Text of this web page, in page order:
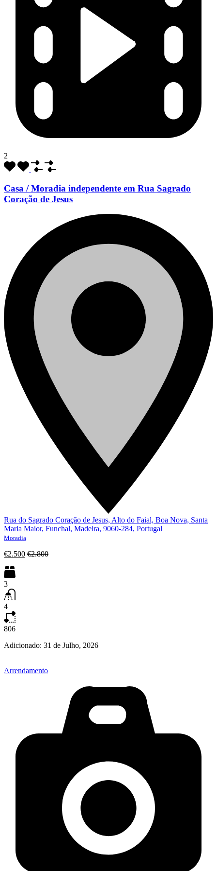
2
Casa / Moradia independente em Rua Sagrado
Coração de Jesus
Rua do Sagrado Coração de Jesus, Alto do Faial, Boa Nova, Santa
Maria Maior, Funchal, Madeira, 9060-284, Portugal
Moradia
€2.500 €2.800
3
4
806
Adicionado: 31 de Julho, 2026
Arrendamento